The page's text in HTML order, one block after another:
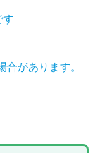
す
があります。